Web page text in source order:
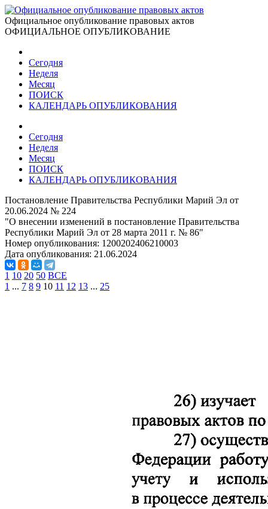
Официальное опубликование правовых актов
ОФИЦИАЛЬНОЕ ОПУБЛИКОВАНИЕ
Сегодня
Неделя
Месяц
ПОИСК
КАЛЕНДАРЬ ОПУБЛИКОВАНИЯ
Сегодня
Неделя
Месяц
ПОИСК
КАЛЕНДАРЬ ОПУБЛИКОВАНИЯ
Постановление Правительства Республики Марий Эл от
20.06.2024 № 224
"О внесении изменений в постановление Правительства
Республики Марий Эл от 28 марта 2011 г. № 86"
Номер опубликования: 1200202406210003
Дата опубликования: 21.06.2024
1 10 20 50 ВСЕ
1 ... 7 8 9 10 11 12 13 ... 25